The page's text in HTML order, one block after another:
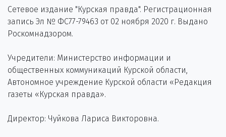
Сетевое издание "Курская правда". Регистрационная
запись Эл № ФС77-79463 от 02 ноября 2020 г. Выдано
Роскомнадзором.
Учредители: Министерство информации и
общественных коммуникаций Курской области,
Автономное учреждение Курской области «Редакция
газеты «Курская правда».
Директор: Чуйкова Лариса Викторовна.